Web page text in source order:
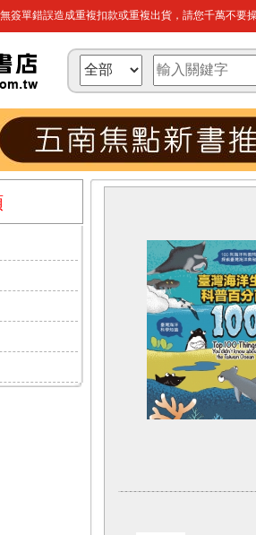
簽單錯誤造成重複扣款或重複出貨，請您千萬不要